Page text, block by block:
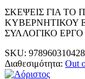
ΣΚΕΨΕΙΣ ΓΙΑ
ΚΥΒΕΡΝΗΤΙΚΟΥ
ΣΥΛΛΟΓΙΚΟ ΕΡΓΟ
SKU:
Διαθεσιμότητα: Out